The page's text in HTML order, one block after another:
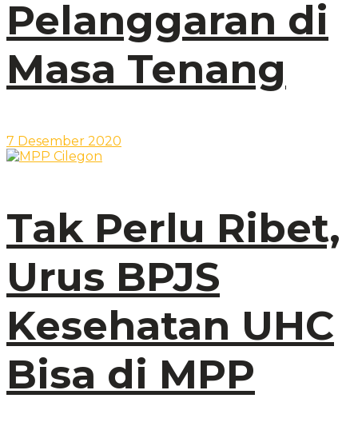
Pelanggaran di
Masa Tenang
7 Desember 2020
Tak Perlu Ribet,
Urus BPJS
Kesehatan UHC
Bisa di MPP